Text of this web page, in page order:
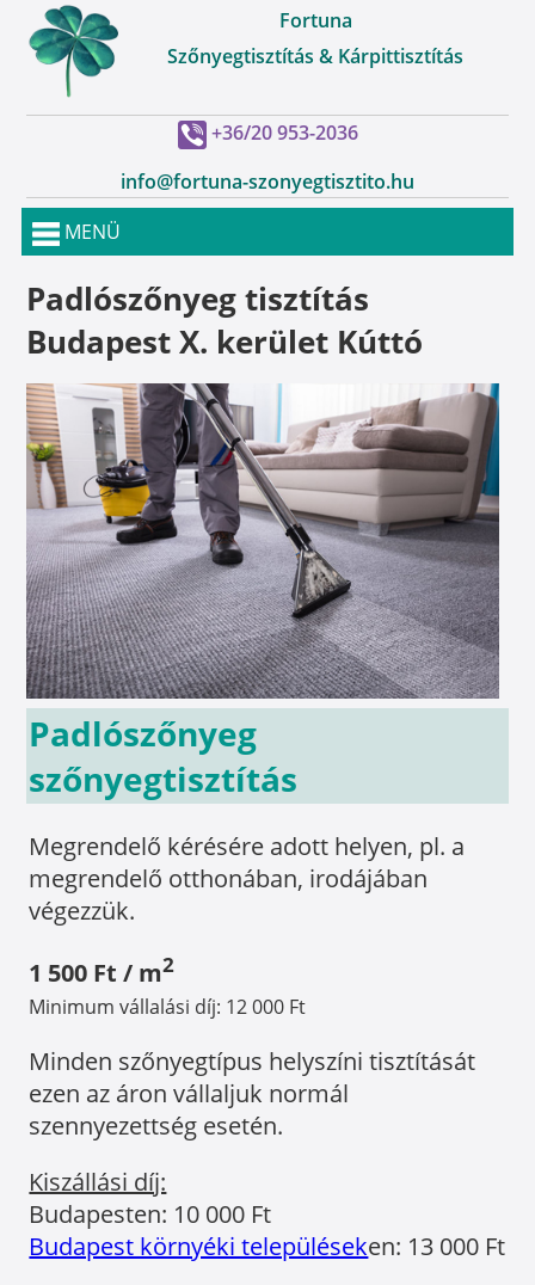
Fortuna
Szőnyegtisztítás & Kárpittisztítás
+36/20 953-2036
info@fortuna-szonyegtisztito.hu
MENÜ
Padlószőnyeg tisztítás
Budapest X. kerület Kúttó
Padlószőnyeg
szőnyegtisztítás
Megrendelő kérésére adott helyen, pl. a
megrendelő otthonában, irodájában
végezzük.
1 500 Ft / m2
Minimum vállalási díj: 12 000 Ft
Minden szőnyegtípus helyszíni tisztítását
ezen az áron vállaljuk normál
szennyezettség esetén.
Kiszállási díj:
Budapesten: 10 000 Ft
Budapest környéki településeken: 13 000 Ft